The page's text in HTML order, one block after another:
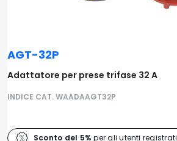
AGT-32P
Adattatore per prese trifase 32 A
INDICE CAT. WAADAAGT32P
Sconto del 5% per gli utenti registrati